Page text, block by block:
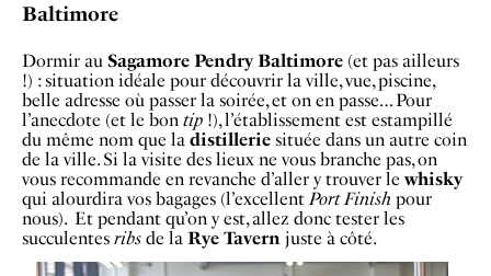
Baltimore
Dormir au Sagamore Pendry Baltimore (et pas ailleurs
!) : situation idéale pour découvrir la ville, vue, piscine,
belle adresse où passer la soirée, et on en passe… Pour
l’anecdote (et le bon tip !), l’établissement est estampillé
du même nom que la distillerie située dans un autre coin
de la ville. Si la visite des lieux ne vous branche pas, on
vous recommande en revanche d’aller y trouver lewhisky
qui alourdira vos bagages (l’excellent Port Finish pour
nous). Et pendant qu’on y est, allez donc tester les
succulentes ribs de la Rye Tavern juste à côté.